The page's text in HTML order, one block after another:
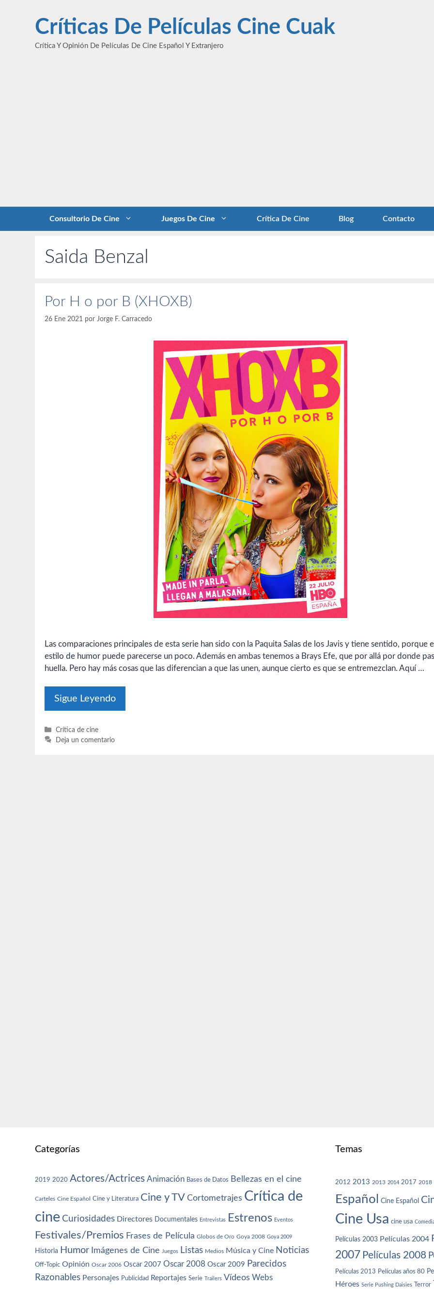
contenidoCríticas De Películas Cine Cuak
Crítica Y Opinión De Películas De Cine Español Y Extranjero
Consultorio De Cine Juegos De Cine Crítica De Cine Blog Contacto
Saida Benzal
Por H o por B (XHOXB)
26 Ene 2021 por Jorge F. Carracedo
Las comparaciones principales de esta serie han sido con la Paquita Salas de los Javis y tiene sentido, porque
estilo de humor puede parecerse un poco. Además en ambas tenemos a Brays Efe, que por allá por donde
huella. Pero hay más cosas que las diferencian a que las unen, aunque cierto es que se entremezclan. Aquí …
Sigue Leyendo
Categorías
Crítica de cine
Deja un comentario
Categorías
2019 2020 Actores/Actrices Animación Bases de Datos Bellezas en el cine
Carteles Cine Español Cine y Literatura Cine y TV Cortometrajes Crítica de
cine Curiosidades Directores Documentales Entrevistas Estrenos Eventos
Festivales/Premios Frases de Película Globos de Oro Goya 2008 Goya 2009
Historia Humor Imágenes de Cine Juegos Listas Medios Música y Cine Noticias
Off-Topic Opinión Oscar 2006 Oscar 2007 Oscar 2008 Oscar 2009 Parecidos
Razonables Personajes Publicidad Reportajes Serie Trailers Vídeos Webs
Temas
2012 2013 2013 2014 2017 2018
Español Cine Español
Cine Usa cine usa
Películas 2003 Películas 2004
2007 Películas 2008
Películas 2013 Películas años 80
Héroes Serie Pushing Daisies Terror